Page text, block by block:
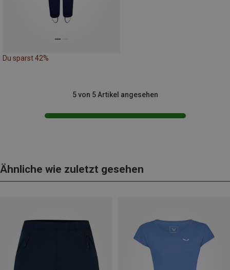
Du sparst 42%
5 von 5 Artikel angesehen
Ähnliche wie zuletzt gesehen